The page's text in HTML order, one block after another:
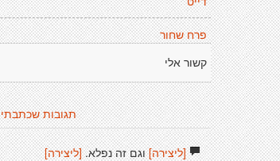
פרח שחור
קשור אלי
תגובות שכתבתי
[ליצירה]וגם זה נפלא. [ליצירה]